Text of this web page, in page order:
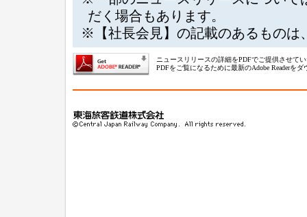
だく場合もあります。
※【社長会見】の記載のあるものは
ニュースリリースの詳細をPDFでご提供させて
PDFをご覧になるために最新のAdobe Readerを